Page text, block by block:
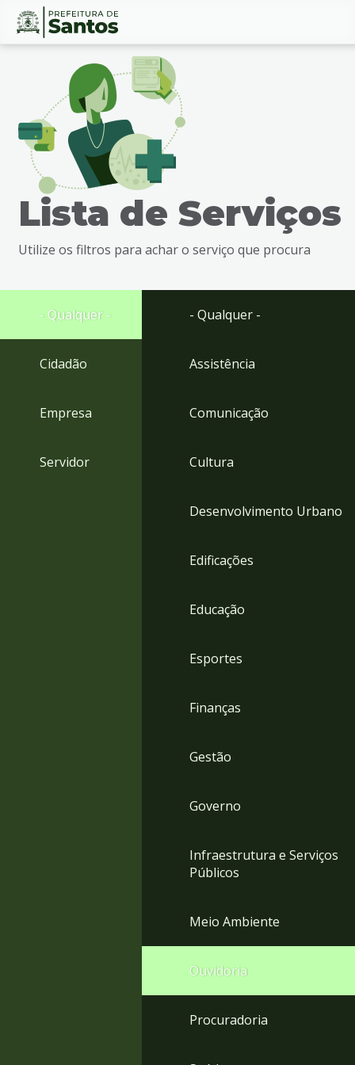
Ir
busca
Ir
rodapé
Conteúdo
Lista de Serviços
Utilize os filtros para achar o serviço que procura
- Qualquer -
Cidadão
Empresa
Servidor
- Qualquer -
Assistência
Comunicação
Cultura
Desenvolvimento Urbano
Edificações
Educação
Esportes
Finanças
Gestão
Governo
Infraestrutura e Serviços
Públicos
Meio Ambiente
Ouvidoria
Procuradoria